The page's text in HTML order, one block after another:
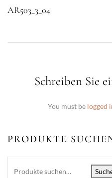
PRODUKTE
AR503_3_04
Schreiben Sie
You must be logged